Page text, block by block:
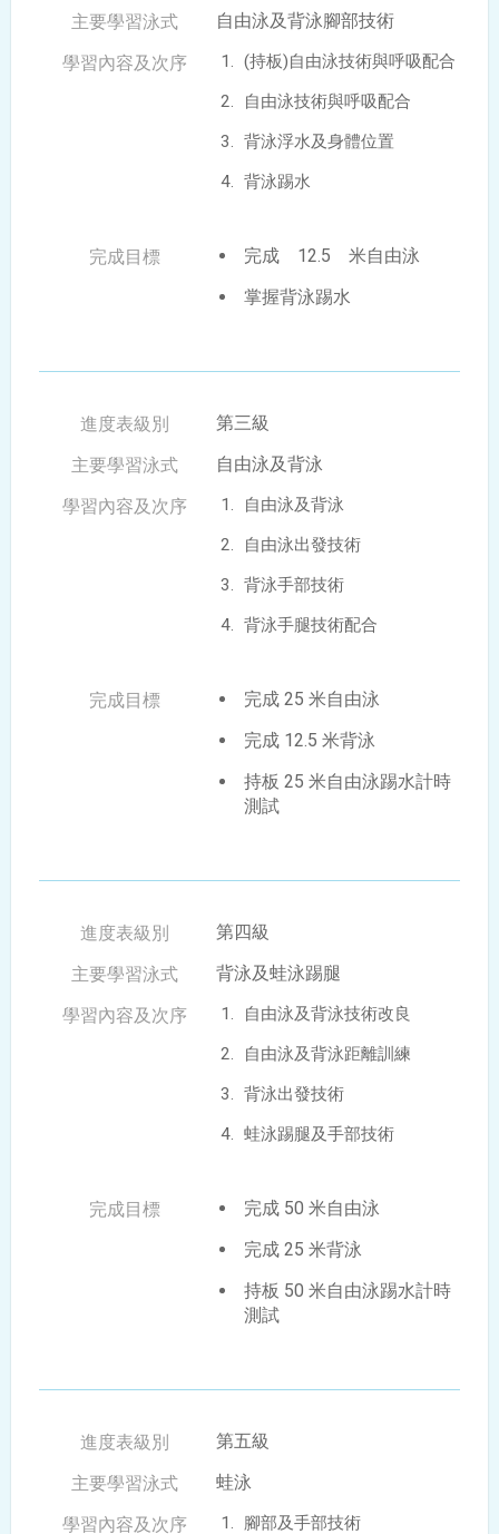
自由泳及背泳腳部技術
(持板)自由泳技術與呼吸配合
自由泳技術與呼吸配合
背泳浮水及身體位置
背泳踢水
完成 12.5 米自由泳
掌握背泳踢水
第三級
自由泳及背泳
自由泳及背泳
自由泳出發技術
背泳手部技術
背泳手腿技術配合
完成 25 米自由泳
完成 12.5 米背泳
持板 25 米自由泳踢水計時
測試
第四級
背泳及蛙泳踢腿
自由泳及背泳技術改良
自由泳及背泳距離訓練
背泳出發技術
蛙泳踢腿及手部技術
完成 50 米自由泳
完成 25 米背泳
持板 50 米自由泳踢水計時
測試
第五級
蛙泳
腳部及手部技術